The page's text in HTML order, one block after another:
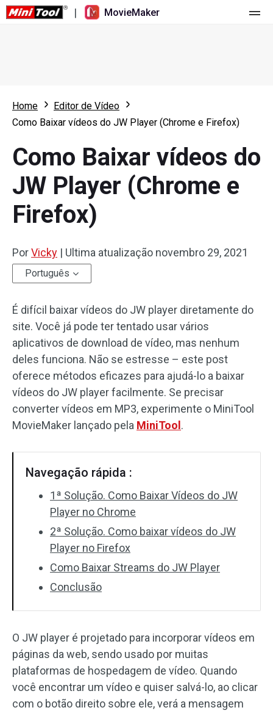
| MovieMaker
Novidades
Visão geral
Edição multipista
Proporção de tela
Aparar/Dividir/Cortar
Texto/Elemento
Efeitos de vídeo
Cor do vídeo
Girar/Inverter
Sem marca d'água
Recursos
Manual do usuário
Dicas de edição de vídeo
Ferramentas de vídeo
Gravador de ecrã
Conversor de vídeo
Home
Editor de Vídeo
Como Baixar vídeos do JW Player (Chrome e Firefox)
Como Baixar vídeos do
JW Player (Chrome e
Firefox)
PorVicky | Ultima atualização novembro 29, 2021
Português
É difícil baixar vídeos do JW player diretamente do
site. Você já pode ter tentado usar vários
aplicativos de download de vídeo, mas nenhum
deles funciona. Não se estresse – este post
oferece métodos eficazes para ajudá-lo a baixar
vídeos do JW player facilmente. Se precisar
converter vídeos em MP3, experimente o MiniTool
MovieMaker lançado pela MiniTool .
Navegação rápida :
1ª Solução. Como Baixar Vídeos do JW
Player no Chrome
2ª Solução. Como baixar vídeos do JW
Player no Firefox
Como Baixar Streams do JW Player
Conclusão
O JW player é projetado para incorporar vídeos em
páginas da web, sendo usado por muitas
plataformas de hospedagem de vídeo. Quando
você encontrar um vídeo e quiser salvá-lo, ao clicar
com o botão direito sobre ele, verá a mensagem